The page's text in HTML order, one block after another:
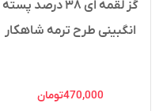
گز لقمه ای ۳۸ درصد پسته
انگبینی طرح ترمه شاهکار
470,000تومان